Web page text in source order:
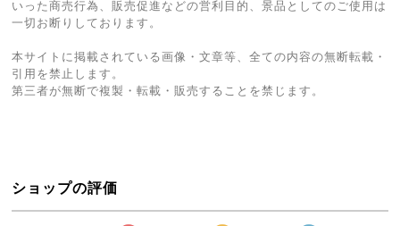
いった商売行為、販売促進などの営利目的、景品としてのご使用は
一切お断りしております。
本サイトに掲載されている画像・文章等、全ての内容の無断転載・
引用を禁止します。
第三者が無断で複製・転載・販売することを禁じます。
ショップの評価